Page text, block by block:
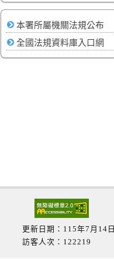
本署所屬機關法規公布
全國法規資料庫入口網
更新日期：115年7月14日
訪客人次：122219